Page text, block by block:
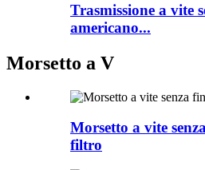
Trasmissione a vite
americano...
Morsetto a V
Morsetto a vite
filtro